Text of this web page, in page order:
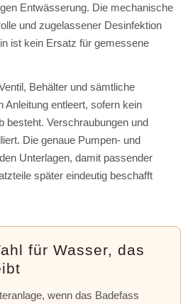
Entwässerung. Die mechanische
und zugelassener Desinfektion
ist kein Ersatz für gemessene
Behälter und sämtliche
Anleitung entleert, sofern kein
besteht. Verschraubungen und
Die genaue Pumpen- und
Unterlagen, damit passender
später eindeutig beschafft
für Wasser, das
wenn das Badefass